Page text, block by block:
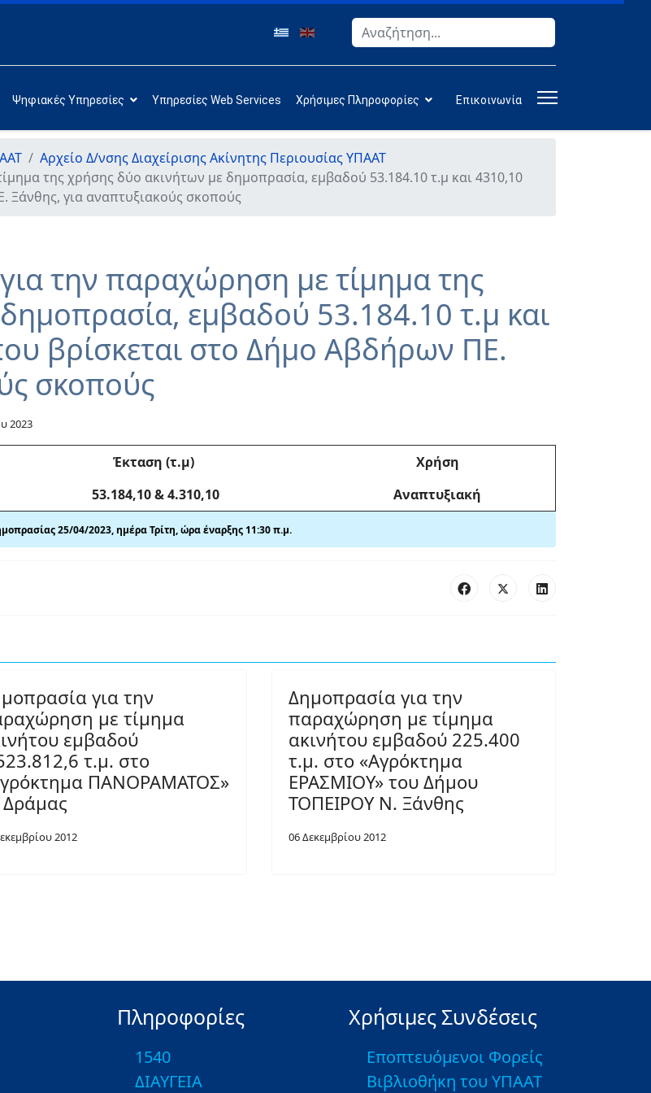
Αναζήτηση
Ψηφιακές Υπηρεσίες Υπηρεσίες Web Services Χρήσιμες Πληροφορίες Επικοινωνία
Αρχείο Δ/νσης Διαχείρισης Ακίνητης Περιουσίας ΥΠΑΑΤ
της χρήσης δύο ακινήτων με δημοπρασία, εμβαδού 53.184.10 τ.μ και 4310,10
Ξάνθης, για αναπτυξιακούς σκοπούς
την παραχώρηση με τίμημα της
εμβαδού 53.184.10 τ.μ και
βρίσκεται στο Δήμο Αβδήρων ΠΕ.
σκοπούς
2023
Έκταση (τ.μ)
Χρήση
53.184,10 & 4.310,10 Αναπτυξιακή
25/04/2023, ημέρα Τρίτη,ώρα έναρξης 11:30 π.μ.
για την
με τίμημα
εμβαδού
τ.μ. στο
ΠΑΝΟΡΑΜΑΤΟΣ»
2012
Δημοπρασία για την
παραχώρηση με τίμημα
ακινήτου εμβαδού 225.400
τ.μ. στο «Αγρόκτημα
ΕΡΑΣΜΙΟΥ» του Δήμου
ΤΟΠΕΙΡΟΥ Ν. Ξάνθης
06 Δεκεμβρίου 2012
Πληροφορίες
1540
ΔΙΑΥΓΕΙΑ
Χρήσιμες Συνδέσεις
Εποπτευόμενοι Φορείς
Βιβλιοθήκη του ΥΠΑΑΤ